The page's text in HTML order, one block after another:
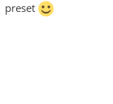
preset